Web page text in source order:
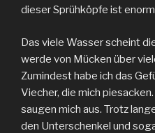
dieser Sprühköpfe ist
Das viele Wasser scheint
werde von Mücken über
Zumindest habe ich das
Viecher, die mich
saugen mich aus. Trotz
den Unterschenkel und